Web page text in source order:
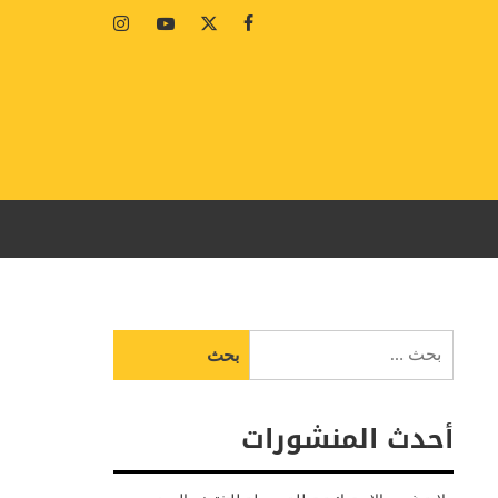
Facebook
Twitter
Youtube
Instagram
عن:
أحدث المنشورات